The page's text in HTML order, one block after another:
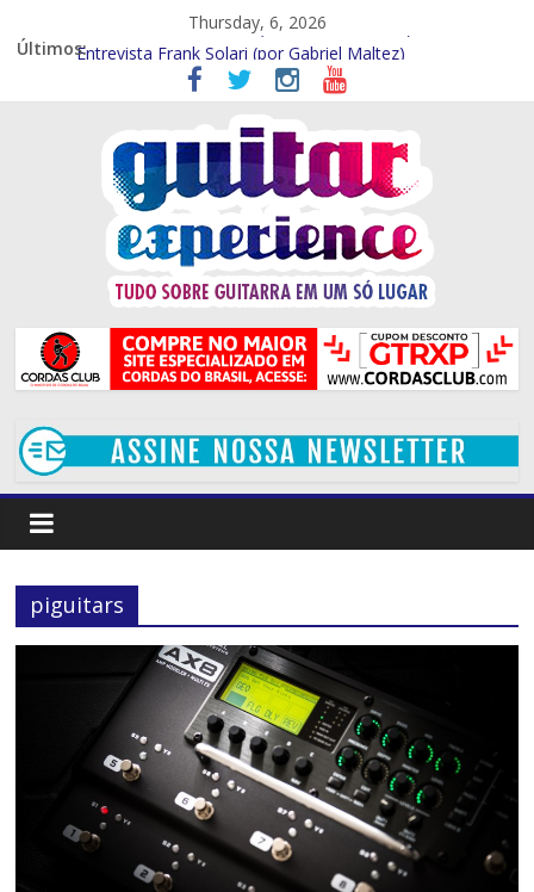
Thursday, 6, 2026
Últimos:Entrevista – Kiko Shred (Por Gabriel Maltez)
Entrevista Frank Solari (por Gabriel Maltez)
GTR EXP Entrevista – Marcelo Souza (por Gabriel Maltez)
GTR EXP – Entrevista Rod Rodrigues (Por Rafael Ferraz)
GTR EXP Entrevista – Mithi Garcia (Por Rafael Ferraz)
piguitars